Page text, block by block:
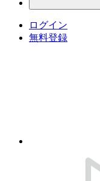
ログイン
無料登録